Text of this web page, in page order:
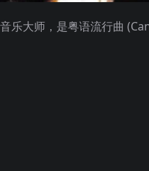
乐大师，是粤语流行曲